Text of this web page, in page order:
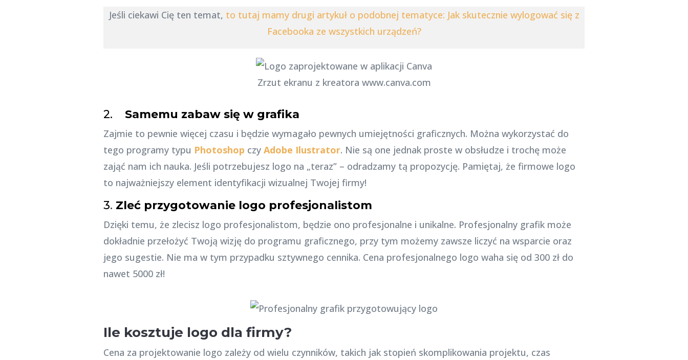
Jeśli ciekawi Cię ten temat, to tutaj mamy drugi artykuł o podobnej tematyce: Jak skutecznie wylogować się z
Facebooka ze wszystkich urządzeń?
Zrzut ekranu z kreatora www.canva.com
2. Samemu zabaw się w grafika
Zajmie to pewnie więcej czasu i będzie wymagało pewnych umiejętności graficznych. Można wykorzystać do
tego programy typu Photoshop czy Adobe Ilustrator. Nie są one jednak proste w obsłudze i trochę może
zająć nam ich nauka. Jeśli potrzebujesz logo na „teraz” – odradzamy tą propozycję. Pamiętaj, że firmowe logo
to najważniejszy element identyfikacji wizualnej Twojej firmy!
3. Zleć przygotowanie logo profesjonalistom
Dzięki temu, że zlecisz logo profesjonalistom, będzie ono profesjonalne i unikalne. Profesjonalny grafik może
dokładnie przełożyć Twoją wizję do programu graficznego, przy tym możemy zawsze liczyć na wsparcie oraz
jego sugestie. Nie ma w tym przypadku sztywnego cennika. Cena profesjonalnego logo waha się od 300 zł do
nawet 5000 zł!
Ile kosztuje logo dla firmy?
Cena za projektowanie logo zależy od wielu czynników, takich jak stopień skomplikowania projektu, czas